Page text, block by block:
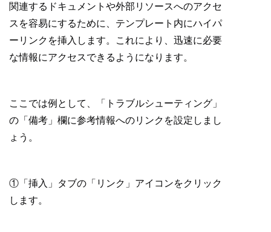
関連するドキュメントや外部リソースへのアクセ
スを容易にするために、テンプレート内にハイパ
ーリンクを挿入します。これにより、迅速に必要
な情報にアクセスできるようになります。
ここでは例として、「トラブルシューティング」
の「備考」欄に参考情報へのリンクを設定しまし
ょう。
①「挿入」タブの「リンク」アイコンをクリック
します。